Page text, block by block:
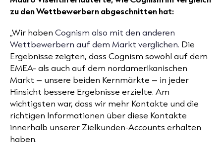
zu den Wettbewerbern abgeschnitten hat:
„Wir haben Cognism also mit den anderen
Wettbewerbern auf dem Markt verglichen. Die
Ergebnisse zeigten, dass Cognism sowohl auf dem
EMEA- als auch auf dem nordamerikanischen
Markt – unsere beiden Kernmärkte – in jeder
Hinsicht bessere Ergebnisse erzielte. Am
wichtigsten war, dass wir mehr Kontakte und die
richtigen Informationen über diese Kontakte
innerhalb unserer Zielkunden-Accounts erhalten
haben.